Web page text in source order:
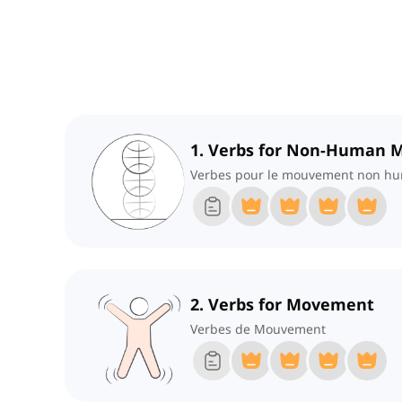
1. Verbs for Non-Human
Verbes pour le mouvement non
2. Verbs for Movement
Verbes de Mouvement